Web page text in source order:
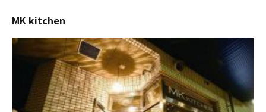
MK kitchen